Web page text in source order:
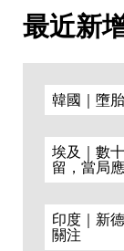
最近新
韓國｜墮
埃及｜數
留，當局
印度｜新
關注